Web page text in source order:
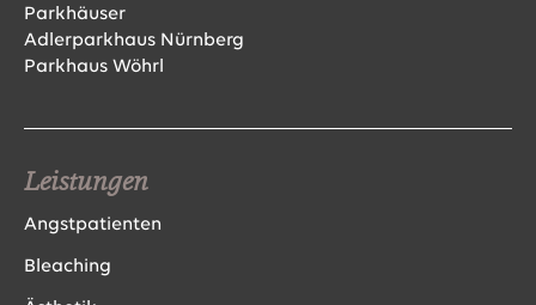
Parkhäuser
Adlerparkhaus Nürnberg
Parkhaus Wöhrl
Leistungen
Angstpatienten
Bleaching